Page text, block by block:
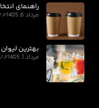
راهنمای
مرداد 6, 1405
بهترین
مرداد 1, 1405